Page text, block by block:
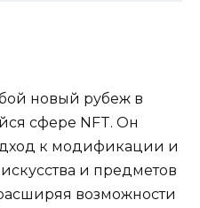
новый рубеж в
сфере NFT. Он
к модификации и
и предметов
возможности